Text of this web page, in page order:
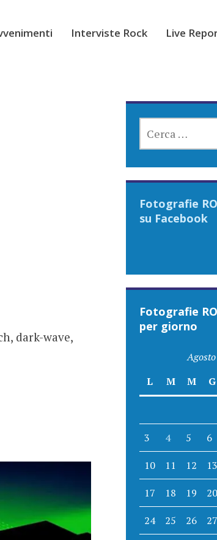
Interviste Rock Live
dark-wave,
PER:
Fotografie
su Facebook
Fotografie
per giorno
L
M M G
3 4 5 6
10 11 12 13
17 18 19 20
24 25 26 27